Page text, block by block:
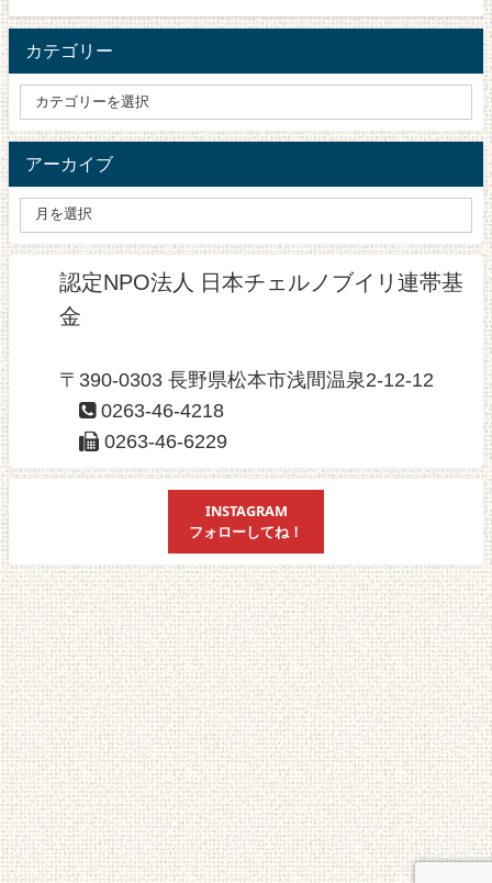
カテゴリー
アーカイブ
認定NPO法人 日本チェルノブイリ連帯基
金
〒390-0303 長野県松本市浅間温泉2-12-12
0263-46-4218
0263-46-6229
INSTAGRAM
フォローしてね！